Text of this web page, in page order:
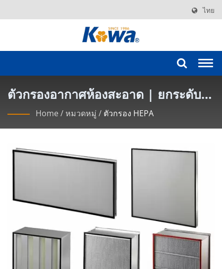
ไทย
ตัวกรองอากาศห้องสะอาด | ยกระดับ
มาตรฐานสิ่งแวดล้อมด้วยชุดกรอง
พัดลม KOWA
Home/ หมวดหมู่ / ตัวกรอง HEPA